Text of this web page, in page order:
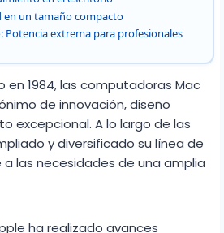
en un tamaño compacto
Potencia extrema para profesionales
en 1984, las computadoras Mac
de innovación, diseño
excepcional. A lo largo de las
y diversificado su línea de
las necesidades de una amplia
ha realizado avances